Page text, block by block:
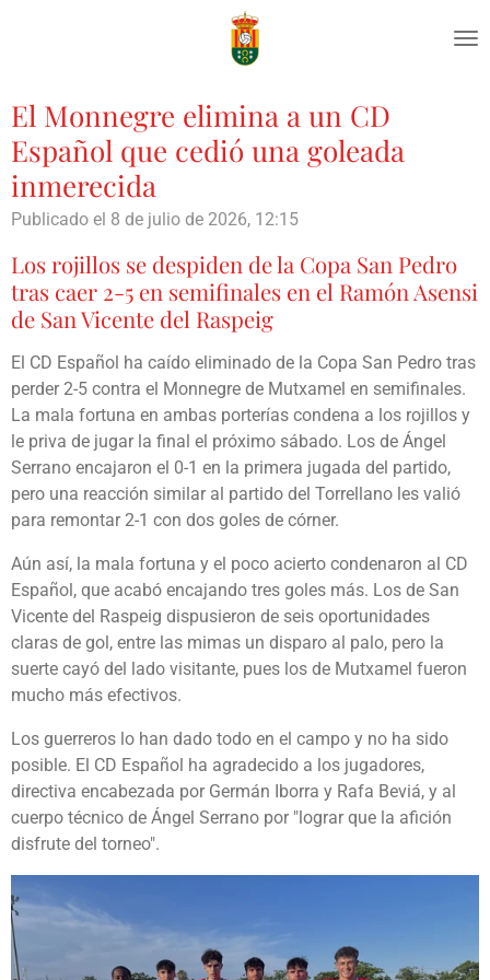
principal
El Monnegre elimina a un CD
Español que cedió una goleada
inmerecida
Publicado el 8 de julio de 2026, 12:15
Los rojillos se despiden de la Copa San Pedro
tras caer 2-5 en semifinales en el Ramón Asensi
de San Vicente del Raspeig
El CD Español ha caído eliminado de la Copa San Pedro tras
perder 2-5 contra el Monnegre de Mutxamel en semifinales.
La mala fortuna en ambas porterías condena a los rojillos y
le priva de jugar la final el próximo sábado. Los de Ángel
Serrano encajaron el 0-1 en la primera jugada del partido,
pero una reacción similar al partido del Torrellano les valió
para remontar 2-1 con dos goles de córner.
Aún así, la mala fortuna y el poco acierto condenaron al CD
Español, que acabó encajando tres goles más. Los de San
Vicente del Raspeig dispusieron de seis oportunidades
claras de gol, entre las mimas un disparo al palo, pero la
suerte cayó del lado visitante, pues los de Mutxamel fueron
mucho más efectivos.
Los guerreros lo han dado todo en el campo y no ha sido
posible. El CD Español ha agradecido a los jugadores,
directiva encabezada por Germán Iborra y Rafa Beviá, y al
cuerpo técnico de Ángel Serrano por "lograr que la afición
disfrute del torneo".